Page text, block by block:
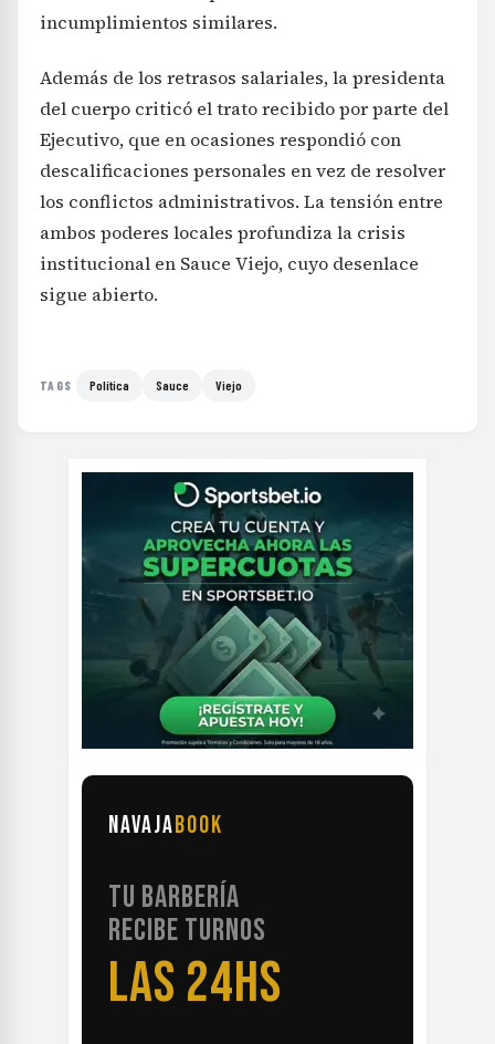
incumplimientos similares.
Además de los retrasos salariales, la presidenta
del cuerpo criticó el trato recibido por parte del
Ejecutivo, que en ocasiones respondió con
descalificaciones personales en vez de resolver
los conflictos administrativos. La tensión entre
ambos poderes locales profundiza la crisis
institucional en Sauce Viejo, cuyo desenlace
sigue abierto.
TAGS Política Sauce Viejo
NAVAJABOOK
TU BARBERÍA
RECIBE TURNOS
LAS 24HS